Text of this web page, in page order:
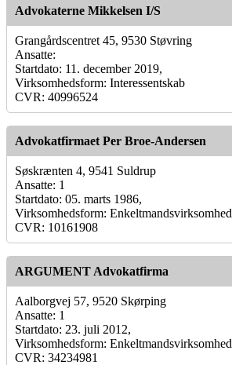
Advokaterne Mikkelsen I/S
Grangårdscentret 45, 9530 Støvring
Ansatte:
Startdato: 11. december 2019,
Virksomhedsform: Interessentskab
CVR: 40996524
Advokatfirmaet Per Broe-Andersen
Søskrænten 4, 9541 Suldrup
Ansatte: 1
Startdato: 05. marts 1986,
Virksomhedsform: Enkeltmandsvirksomhed
CVR: 10161908
ARGUMENT Advokatfirma
Aalborgvej 57, 9520 Skørping
Ansatte: 1
Startdato: 23. juli 2012,
Virksomhedsform: Enkeltmandsvirksomhed
CVR: 34234981